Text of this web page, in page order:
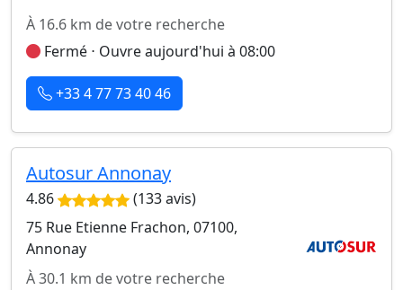
À 16.6 km de votre recherche
Fermé ⋅ Ouvre aujourd'hui à 08:00
+33 4 77 73 40 46
Autosur Annonay
4.86
(133 avis)
75 Rue Etienne Frachon, 07100,
Annonay
À 30.1 km de votre recherche